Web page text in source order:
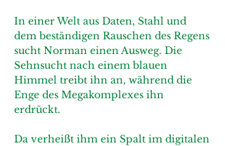
In einer Welt aus Daten, Stahl und
dem beständigen Rauschen des Regens
sucht Norman einen Ausweg. Die
Sehnsucht nach einem blauen
Himmel treibt ihn an, während die
Enge des Megakomplexes ihn
erdrückt.
Da verheißt ihm ein Spalt im digitalen